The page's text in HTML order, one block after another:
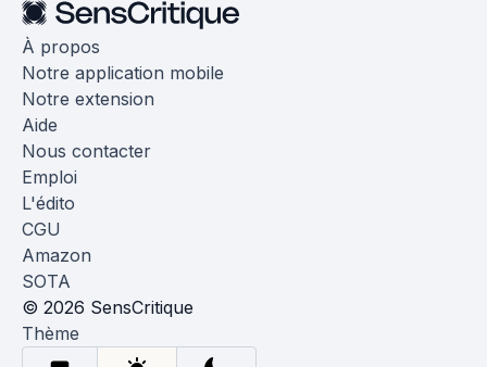
À propos
Notre application mobile
Notre extension
Aide
Nous contacter
Emploi
L'édito
CGU
Amazon
SOTA
© 2026 SensCritique
Thème